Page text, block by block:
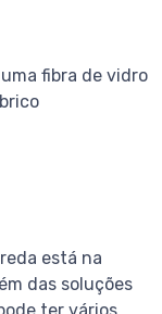
fibra de vidro
está na
das soluções